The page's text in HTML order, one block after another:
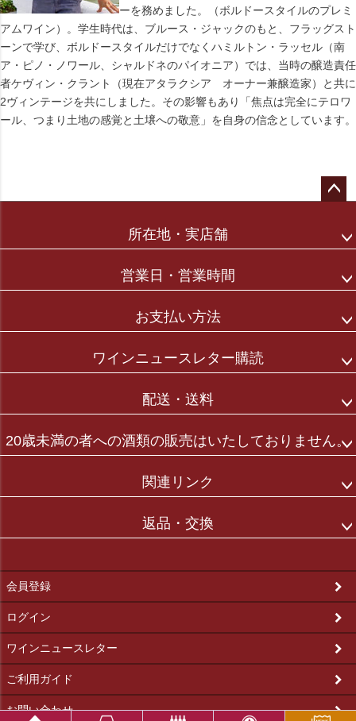
ーを務めました。（ボルドースタイルのプレミ
アムワイン）。学生時代は、ブルース・ジャックのもと、フラッグスト
ーンで学び、ボルドースタイルだけでなくハミルトン・ラッセル（南
ア・ピノ・ノワール、シャルドネのパイオニア）では、当時の醸造責任
者ケヴィン・クラント（現在アタラクシア オーナー兼醸造家）と共に
2ヴィンテージを共にしました。その影響もあり「焦点は完全にテロワ
ール、つまり土地の感覚と土壌への敬意」を自身の信念としています。
所在地・実店舗
営業日・営業時間
お支払い方法
ワインニュースレター購読
配送・送料
20歳未満の者への酒類の販売はいたしておりません。
関連リンク
返品・交換
会員登録
ログイン
ワインニュースレター
ご利用ガイド
お問い合わせ